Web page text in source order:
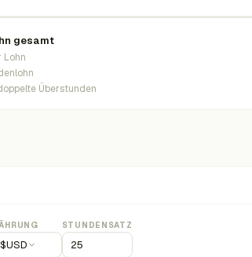
gesamt
Lohn
Überstunden
$USD
STUNDENSATZ